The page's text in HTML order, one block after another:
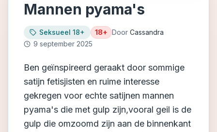
Mannen pyama's
Seksueel 18+ 18+ Door Cassandra
9 september 2025
Ben geïnspireerd geraakt door sommige
satijn fetisjisten en ruime interesse
gekregen voor echte satijnen mannen
pyama's die met gulp zijn,vooral geil is de
gulp die omzoomd zijn aan de binnenkant